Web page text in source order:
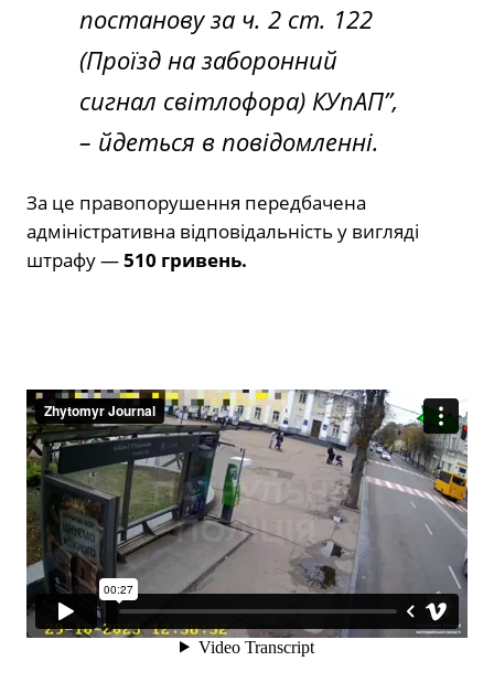
постанову за ч. 2 ст. 122
(Проїзд на заборонний
сигнал світлофора) КУпАП”,
– йдеться в повідомленні.
За це правопорушення передбачена
адміністративна відповідальність у вигляді
штрафу —510 гривень.